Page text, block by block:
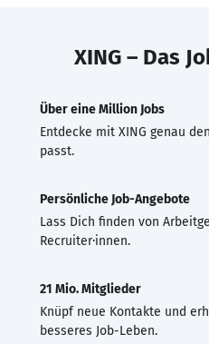
XING – Das
Über eine Million Jobs
Entdecke mit XING genau
passt.
Persönliche Job-Angebote
Lass Dich finden von
Recruiter·innen.
21 Mio. Mitglieder
Knüpf neue Kontakte und
besseres Job-Leben.